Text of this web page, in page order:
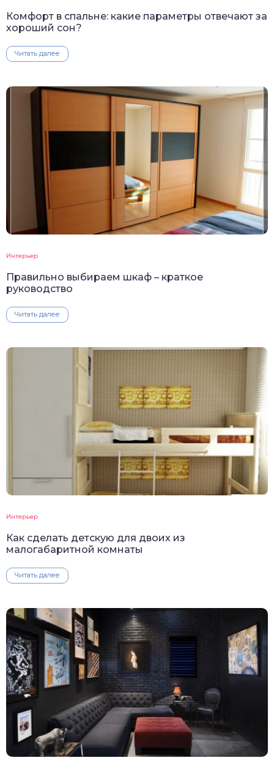
Комфорт в спальне: какие параметры отвечают за
хороший сон?
Читать далее
Интерьер
Правильно выбираем шкаф – краткое
руководство
Читать далее
Интерьер
Как сделать детскую для двоих из
малогабаритной комнаты
Читать далее